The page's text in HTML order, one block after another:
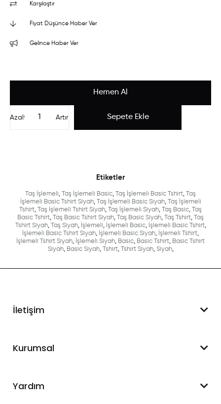
Karşılaştır
Fiyat Düşünce Haber Ver
Gelince Haber Ver
Artır
Azalt
Etiketler
Taş İşlemeli, Taş İşlemeli Basic, Taş İşlemeli Basic Tshirt, Taş
İşlemeli Basic Tshirt Siyah, Taş İşlemeli Basic Siyah, Taş İşlemeli
Tshirt, Taş İşlemeli Tshirt Siyah, Taş İşlemeli Siyah, Taş Basic, Taş
Basic Tshirt, Taş Basic Tshirt Siyah, Taş Basic Siyah, Taş Tshirt, Taş
Tshirt Siyah, Taş Siyah, İşlemeli, İşlemeli Basic, İşlemeli Basic Tshirt,
İşlemeli Basic Tshirt Siyah, İşlemeli Basic Siyah, İşlemeli Tshirt,
İşlemeli Tshirt Siyah, İşlemeli Siyah, Basic, Basic Tshirt, Basic Tshirt
Siyah, Basic Siyah, Tshirt, Tshirt Siyah, Siyah,
İletişim
WhatsApp Destek
Kurumsal
Hakkımızda
Yardım